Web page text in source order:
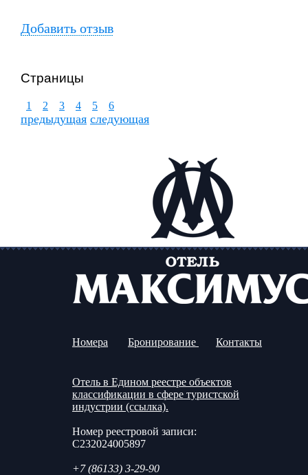
Добавить отзыв
Страницы
1 2 3 4 5 6
предыдущая следующая
Номера Бронирование Контакты
Отель в Едином реестре объектов
классификации в сфере туристской
индустрии (ссылка).
Номер реестровой записи:
С232024005897
+7 (86133) 3-29-90